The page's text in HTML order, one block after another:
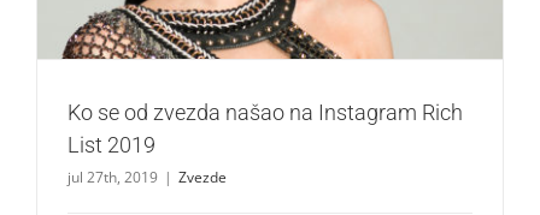
Ko se od zvezda našao na Instagram Rich
List 2019
jul 27th, 2019 | Zvezde